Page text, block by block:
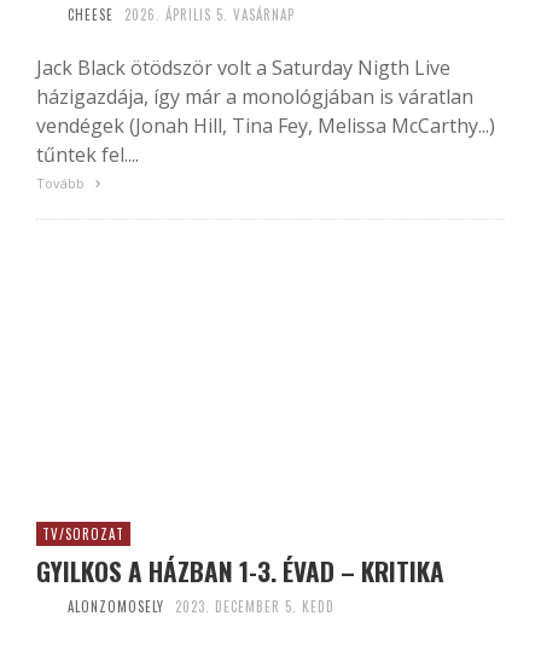
CHEESE 2026. ÁPRILIS 5. VASÁRNAP
Jack Black ötödször volt a Saturday Nigth Live
házigazdája, így már a monológjában is váratlan
vendégek (Jonah Hill, Tina Fey, Melissa McCarthy...)
tűntek fel....
Tovább
TV/SOROZAT
GYILKOS A HÁZBAN 1-3. ÉVAD – KRITIKA
ALONZOMOSELY 2023. DECEMBER 5. KEDD